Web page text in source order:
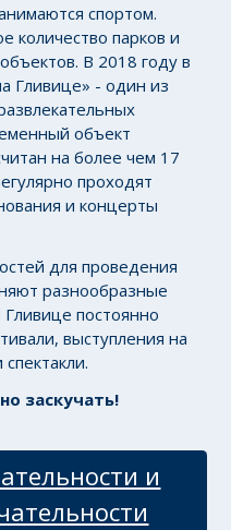
спортом.
количество парков и
В 2018 году в
Гливице» - один из
объект
на более чем 17
проходят
и концерты
для проведения
разнообразные
постоянно
выступления на
заскучать!
и